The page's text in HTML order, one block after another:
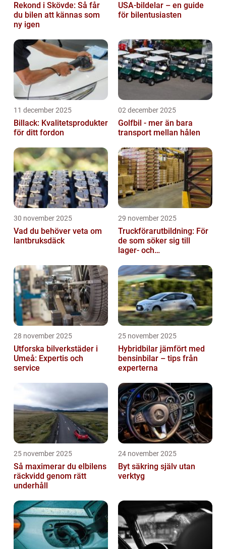
Rekond i Skövde: Så får
du bilen att kännas som
ny igen
USA-bildelar – en guide
för bilentusiasten
11 december 2025
Billack: Kvalitetsprodukter
för ditt fordon
02 december 2025
Golfbil - mer än bara
transport mellan hålen
30 november 2025
Vad du behöver veta om
lantbruksdäck
29 november 2025
Truckförarutbildning: För
de som söker sig till
lager- och
28 november 2025
Utforska bilverkstäder i
Umeå: Expertis och
service
25 november 2025
Hybridbilar jämfört med
bensinbilar – tips från
experterna
25 november 2025
Så maximerar du elbilens
räckvidd genom rätt
underhåll
24 november 2025
Byt säkring själv utan
verktyg